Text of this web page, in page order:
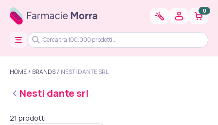
0
HOME BRANDS NESTI DANTE SRL
Nesti dante srl
21 prodotti